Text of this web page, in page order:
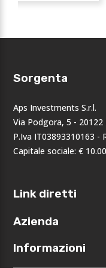
Sorgenta
Aps Investments S.r.l.
Via Podgora, 5 -
P.Iva IT03893310163 -
Capitale sociale: €
Link diretti
Home
Accedi
Registrati
Azienda
Chi siamo
Informazioni